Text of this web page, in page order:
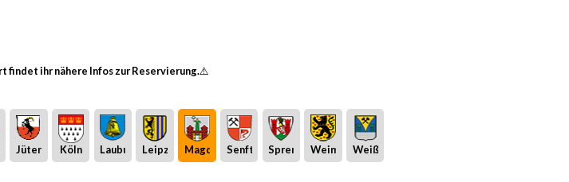
findet ihr nähere Infos zur Reservierung.⚠️
Jüterbog Köln LaubuschLeipzig MagdeburgSenftenbergSprembergWeimar
Weißwasser